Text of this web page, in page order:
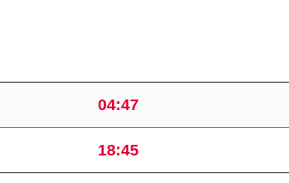
04:47
18:45